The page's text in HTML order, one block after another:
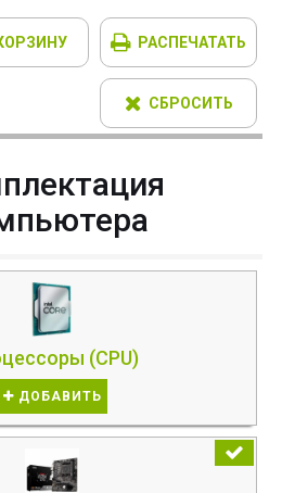
РАСПЕЧАТАТЬ
СБРОСИТЬ
(CPU)
ДОБАВИТЬ